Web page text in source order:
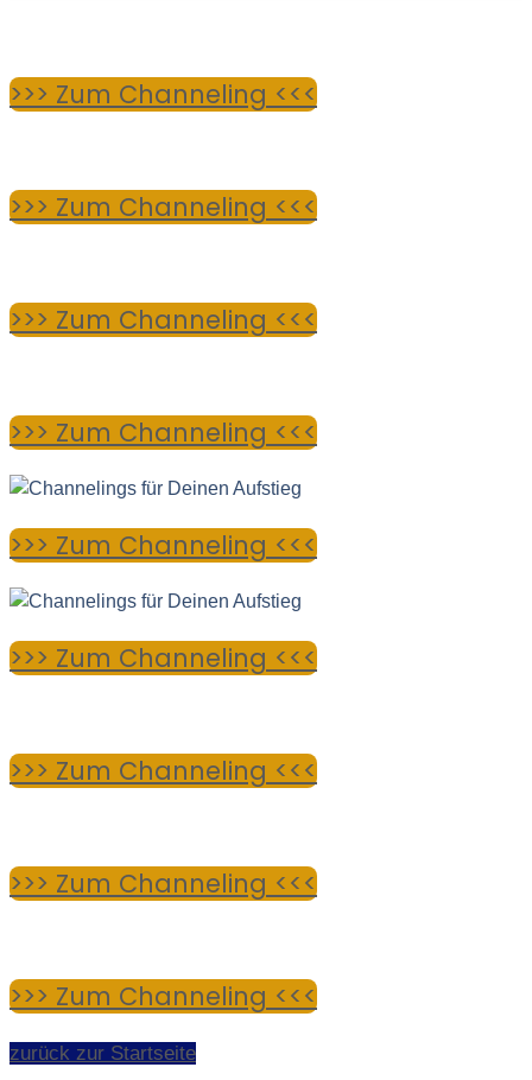
>>> Zum Channeling <<<
>>> Zum Channeling <<<
>>> Zum Channeling <<<
>>> Zum Channeling <<<
>>> Zum Channeling <<<
>>> Zum Channeling <<<
>>> Zum Channeling <<<
>>> Zum Channeling <<<
>>> Zum Channeling <<<
zurück zur Startseite